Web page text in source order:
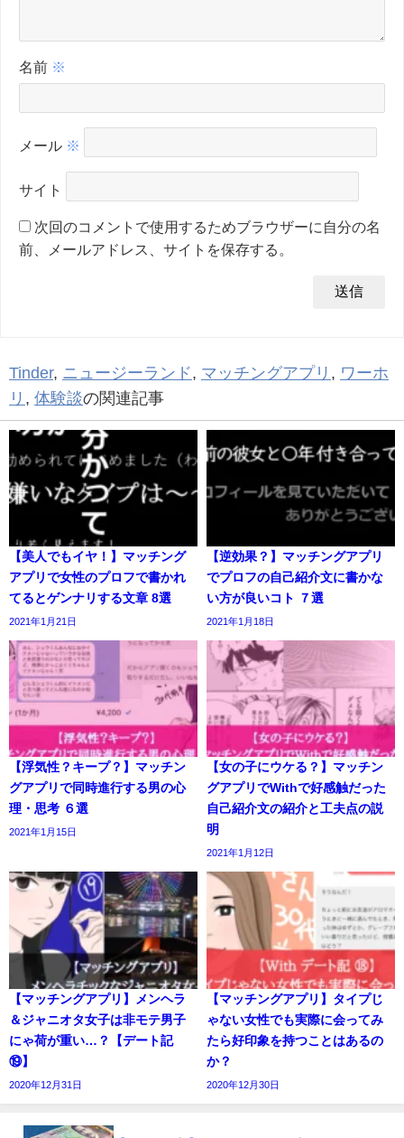
名前 ※
メール ※
サイト
次回のコメントで使用するためブラウザーに自分の名
前、メールアドレス、サイトを保存する。
Tinder, ニュージーランド, マッチングアプリ , ワーホ
リ , 体験談の関連記事
【美人でもイヤ！】マッチング
アプリで女性のプロフで書かれ
てるとゲンナリする文章 8選
2021年1月21日
【逆効果？】マッチングアプリ
でプロフの自己紹介文に書かな
い方が良いコト ７選
2021年1月18日
【浮気性？キープ？】マッチン
グアプリで同時進行する男の心
理・思考 ６選
2021年1月15日
【女の子にウケる？】マッチン
グアプリでWithで好感触だった
自己紹介文の紹介と工夫点の説
明
2021年1月12日
【マッチングアプリ】メンヘラ
＆ジャニオタ女子は非モテ男子
にゃ荷が重い…？【デート記
⑲】
2020年12月31日
【マッチングアプリ】タイプじ
ゃない女性でも実際に会ってみ
たら好印象を持つことはあるの
か？
2020年12月30日